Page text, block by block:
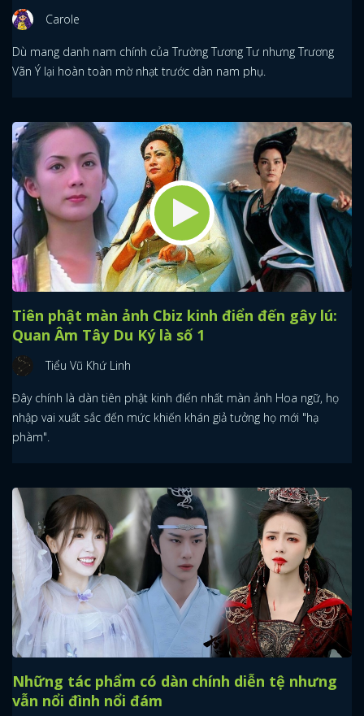
Carole
Dù mang danh nam chính của Trường Tương Tư nhưng Trương
Vãn Ý lại hoàn toàn mờ nhạt trước dàn nam phụ.
Tiên phật màn ảnh Cbiz kinh điển đến gây lú:
Quan Âm Tây Du Ký là số 1
Tiểu Vũ Khứ Linh
Đây chính là dàn tiên phật kinh điển nhất màn ảnh Hoa ngữ, họ
nhập vai xuất sắc đến mức khiến khán giả tưởng họ mới "hạ
phàm".
Những tác phẩm có dàn chính diễn tệ nhưng
vẫn nổi đình nổi đám